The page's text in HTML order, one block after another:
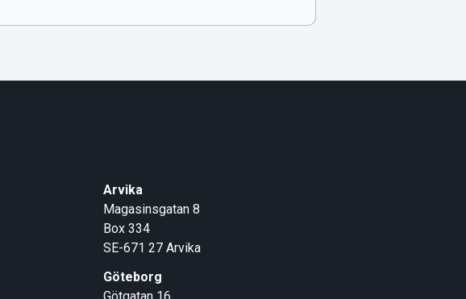
Arvika
Magasinsgatan 8
Box 334
SE-671 27 Arvika
Göteborg